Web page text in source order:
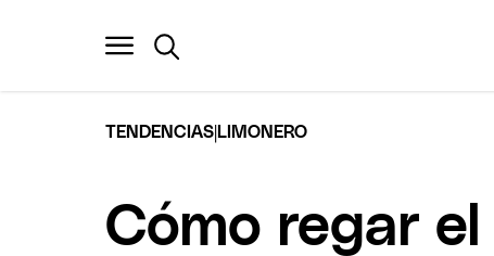
TENDENCIAS LIMONERO
Cómo regar